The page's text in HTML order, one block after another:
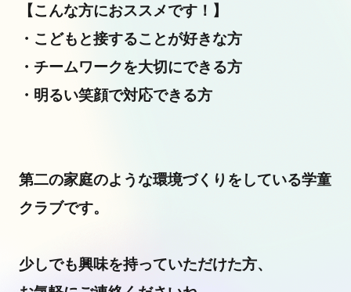
【こんな方におススメです！】
・こどもと接することが好きな方
・チームワークを大切にできる方
・明るい笑顔で対応できる方
第二の家庭のような環境づくりをしている学童
クラブです。
少しでも興味を持っていただけた方、